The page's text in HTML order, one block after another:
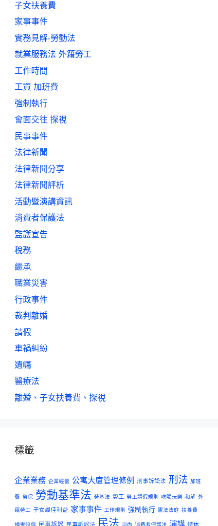
子女扶養費
家事事件
實務見解-勞動法
就業服務法 外籍勞工
工作時間
工資 加班費
強制執行
會面交往 探視
民事事件
法律新聞
法律新聞分享
法律新聞評析
活動暨演講資訊
消費者保護法
監護宣告
稅務
繼承
職業災害
行政事件
裁判離婚
請假
車禍糾紛
遺囑
醫療法
離婚、子女扶養費、探視
標籤
企業業務 企業經營 公寓大廈管理條例 刑事訴訟法 刑法 加班
費 勞保 勞動基準法 勞基法 勞工 勞工請假規則 吃喝玩樂 和解 外
籍勞工 子女最佳利益 家事事件 工作規則 強制執行 憲法法庭 扶養費
損害賠償 民事訴訟 民事訴訟法 民法 河內 消費者保護法 演講 特休